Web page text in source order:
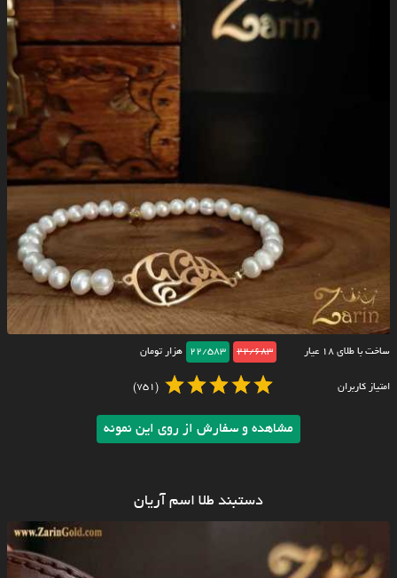
ساخت با طلای ۱۸ عیار 22/683
22/583 هزار تومان
امتیاز کاربران (751)
مشاهده و سفارش از روی این نمونه
دستبند طلا اسم آریان